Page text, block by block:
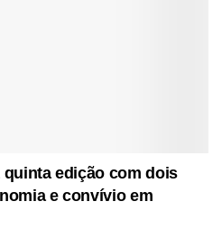
quinta edição com dois
e convívio em